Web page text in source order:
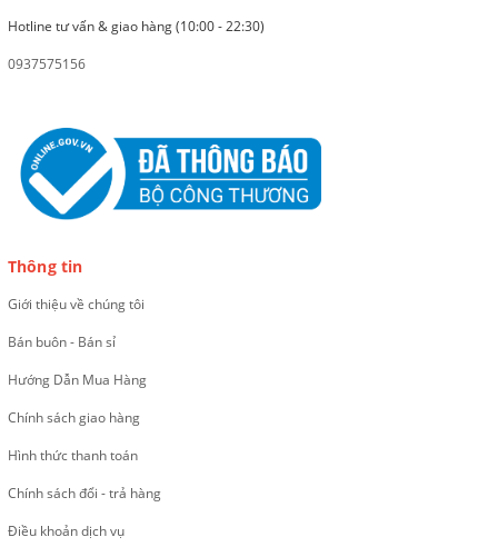
Hotline tư vấn & giao hàng (10:00 - 22:30)
0937575156
Thông tin
Giới thiệu về chúng tôi
Bán buôn - Bán sỉ
Hướng Dẫn Mua Hàng
Chính sách giao hàng
Hình thức thanh toán
Chính sách đổi - trả hàng
Điều khoản dịch vụ